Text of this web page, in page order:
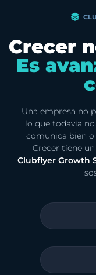
Crecer
Es
Una empresa no
lo que todavía
comunica bien o
Crecer tiene
Clubflyer Growth